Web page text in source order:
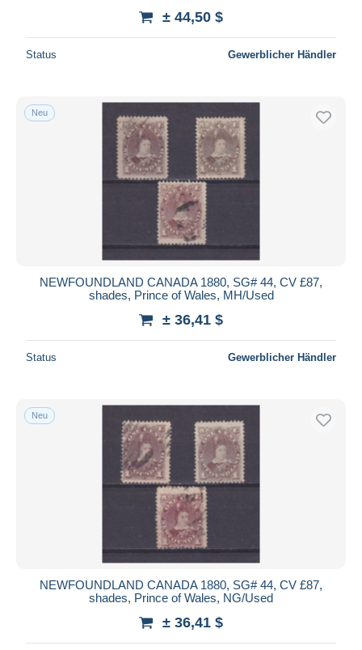
± 44,50 $
Status Gewerblicher Händler
Neu
NEWFOUNDLAND CANADA 1880, SG# 44, CV £87,
shades, Prince of Wales, MH/Used
± 36,41 $
Status Gewerblicher Händler
Neu
NEWFOUNDLAND CANADA 1880, SG# 44, CV £87,
shades, Prince of Wales, NG/Used
± 36,41 $